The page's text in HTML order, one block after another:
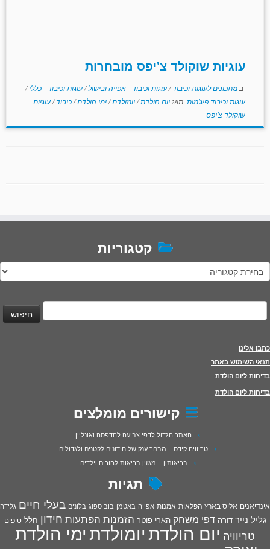
עוגיות שוקולד צ'יפס מובחרות
ב מתכונים לעוגות וכיבוד/עוגות וכיבוד - אפייה ובישול/עוגות וכיבוד - כללי/
עוגות וכיבוד פיג'מות תויגיום הולדת/יומולדת/ימי הולדת/כיבוד/עוגיות
שוקולד צ'יפס
קטגוריות
קטגוריות
חיפוש:
כתבו אלינו
תנאי השימוש באתר
בדיחות ליום הולדת
בדיחות ליום הולדת
קישורים מומלצים
האתר הגדול לדפי צביעה להדפסה ואונליין
טריוויה קידס – מבחר ענק של חידונים לקטנים ולגדולים
בריאותון – מגזין בריאות להורים וילדים
תגיות
אינדיאנים אליס בארץ הפלאות אמנות אפייה באטמן בוב ספוג בלונים בעלי חיים גלידה
גליל נייר דורה דפי משחק הארי פוטר הזמנות הפתעות חידון חלל טיפים
טריוויה יום הולדתיומולדתימי הולדת